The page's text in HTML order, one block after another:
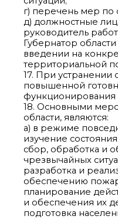
г) перечень мер по
д) должностные
руководитель
Губернатор
введении на
территориальной
17. При устранении
повышенной
функционирования
18. Основными
области, являются:
а) в режиме
изучение
сбор, обработка и
чрезвычайных
разработка и
обеспечению
планирование
и обеспечения их
подготовка